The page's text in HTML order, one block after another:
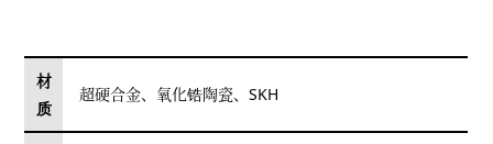
材
质
超硬合金、氧化锆陶瓷、SKH